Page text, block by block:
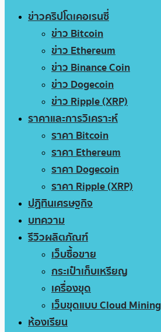
ข่าวคริปโตเคอเรนซี่
ข่าว Bitcoin
ข่าว Ethereum
ข่าว Binance Coin
ข่าว Dogecoin
ข่าว Ripple (XRP)
ราคาและการวิเคราะห์
ราคา Bitcoin
ราคา Ethereum
ราคา Dogecoin
ราคา Ripple (XRP)
ปฏิทินเศรษฐกิจ
บทความ
รีวิวผลิตภัณฑ์
เว็บซื้อขาย
กระเป๋าเก็บเหรียญ
เครื่องขุด
เว็บขุดแบบ Cloud Mining
ห้องเรียน